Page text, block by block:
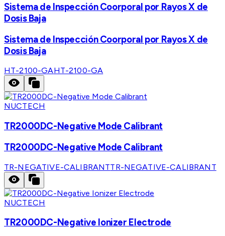
Sistema de Inspección Coorporal por Rayos X de
Dosis Baja
Sistema de Inspección Coorporal por Rayos X de
Dosis Baja
HT-2100-GAHT-2100-GA
NUCTECH
TR2000DC-Negative Mode Calibrant
TR2000DC-Negative Mode Calibrant
TR-NEGATIVE-CALIBRANTTR-NEGATIVE-CALIBRANT
NUCTECH
TR2000DC-Negative Ionizer Electrode